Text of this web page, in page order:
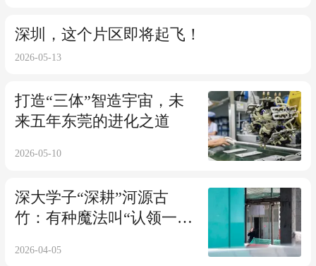
深圳，这个片区即将起飞！
2026-05-13
打造“三体”智造宇宙，未
来五年东莞的进化之道
2026-05-10
深大学子“深耕”河源古
竹：有种魔法叫“认领一块
2026-04-05